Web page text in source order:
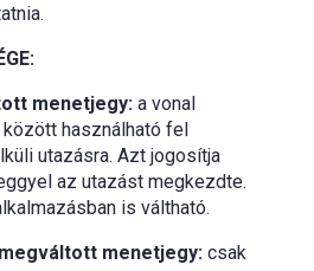
menetjegy: a vonal
használható fel
utazásra. Azt jogosítja
az utazást megkezdte.
is váltható.
menetjegy: csak